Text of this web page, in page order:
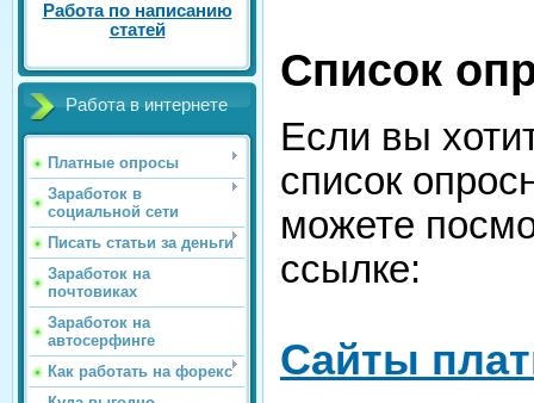
Работа по написанию
статей
Работа в интернете
Платные опросы
Заработок в
социальной сети
Писать статьи за деньги
Заработок на
почтовиках
Заработок на
автосерфинге
Как работать на форекс
Список
Если вы
список
можете
ссылке:
Сайты